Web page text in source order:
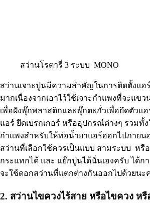
สว่านโรตารี่ 3 ระบบ MONO
สว่านเจาะปูนมีความสำคัญในการติดตั้งแอ
มากเนื่องจากเอาไว้ใช้เจาะกำแพงที่จะแขว
เพื่อฝังพุ๊กพลาสติกและพุ๊กตะกั่วเพื่อยึดตัวแ
แอร์ ยึดเบรกเกอร์ หรืออุปกรณ์ต่างๆ รวมทั้ง
กำแพงสำหรับให้ท่อน้ำยาแอร์ออกไปภายน
สว่านที่เลือกใช้ควรเป็นแบบ สามระบบ หรื
กระแทกได้ และ แย๊กปูนได้นั่นเองครับ ได้ก
จะใช้ดอกสว่านที่แตกต่างกันออกไปด้วยนะ
2. สว่านไขควงไร้สาย หรือไขควง ห